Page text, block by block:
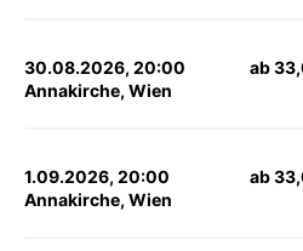
30.08.2026, 20:00
Annakirche, Wien
ab
1.09.2026, 20:00
Annakirche, Wien
ab